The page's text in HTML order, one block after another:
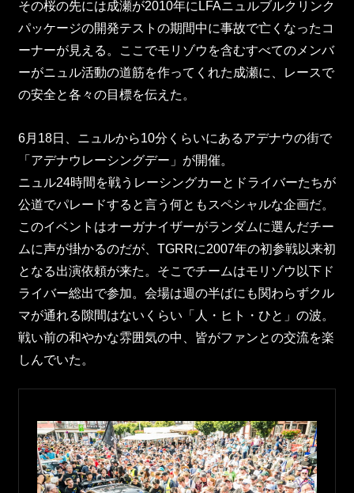
その桜の先には成瀬が2010年にLFAニュルブルクリンク
パッケージの開発テストの期間中に事故で亡くなったコ
ーナーが見える。ここでモリゾウを含むすべてのメンバ
ーがニュル活動の道筋を作ってくれた成瀬に、レースで
の安全と各々の目標を伝えた。
6月18日、ニュルから10分くらいにあるアデナウの街で
「アデナウレーシングデー」が開催。
ニュル24時間を戦うレーシングカーとドライバーたちが
公道でパレードすると言う何ともスペシャルな企画だ。
このイベントはオーガナイザーがランダムに選んだチー
ムに声が掛かるのだが、TGRRに2007年の初参戦以来初
となる出演依頼が来た。そこでチームはモリゾウ以下ド
ライバー総出で参加。会場は週の半ばにも関わらずクル
マが通れる隙間はないくらい「人・ヒト・ひと」の波。
戦い前の和やかな雰囲気の中、皆がファンとの交流を楽
しんでいた。